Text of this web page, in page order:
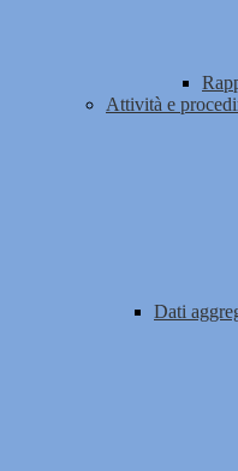
Attività e
Dati